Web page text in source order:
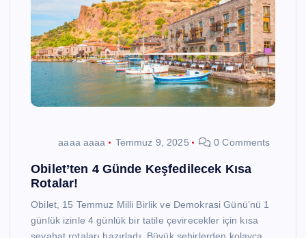
aaaa aaaa Temmuz 9, 2025 0 Comments
Obilet’ten 4 Günde Keşfedilecek Kısa
Rotalar!
Obilet, 15 Temmuz Milli Birlik ve Demokrasi Günü’nü 1
günlük izinle 4 günlük bir tatile çevirecekler için kısa